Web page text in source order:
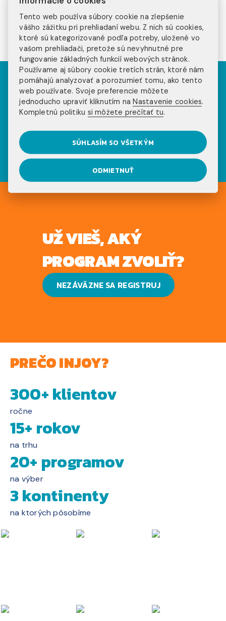
prejavom a choreografiou. Viac informácií o štúdiu v
Holandsku nájdeš TU.
Pozri sa na príbehy
našich klientov na
sociálnych sieťach
UŽ VIEŠ, AKÝ
PROGRAM ZVOLIŤ?
NEZÁVÄZNE SA REGISTRUJ
PREČO INJOY?
300+ klientov
ročne
15+ rokov
na trhu
20+ programov
na výber
3 kontinenty
na ktorých pôsobíme
Tento web používa súbory cookie na zlepšenie
vášho zážitku pri prehliadaní webu. Z nich sú cookies,
ktoré sú kategorizované podľa potreby, uložené vo
vašom prehliadači, pretože sú nevyhnutné pre
fungovanie základných funkcií webových stránok.
Používame aj súbory cookie tretích strán, ktoré nám
pomáhajú analyzovať a porozumieť tomu, ako tento
web používate. Svoje preferencie môžete
jednoducho upraviť kliknutím naNastavenie cookies.
Kompletnú politiku si môžete prečítať tu.
SÚHLASÍM SO VŠETKÝM
ODMIETNUŤ